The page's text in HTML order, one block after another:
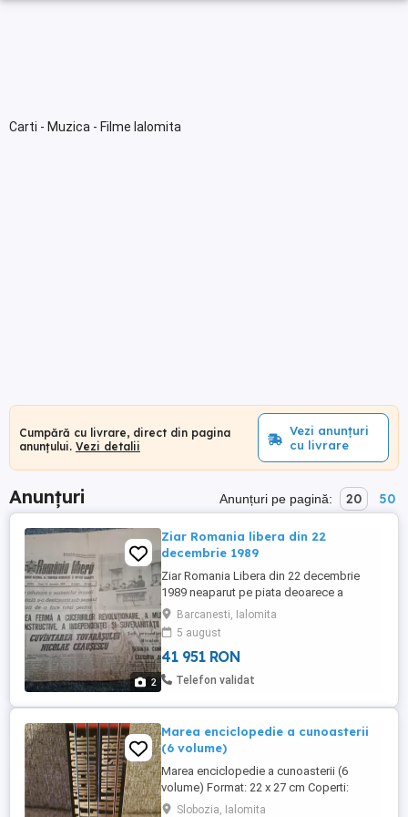
Carti - Muzica - Filme Ialomita
Cumpără cu livrare, direct din pagina
anunțului. Vezi detalii
Vezi anunțuri
cu livrare
Anunțuri Anunțuri pe pagină: 20 50
2
Ziar Romania libera din 22
decembrie 1989
Ziar Romania Libera din 22 decembrie
1989 neaparut pe piata deoarece a
început revoluția. Se poate sa fi ramas
unicat ( dintre probele de tipar ), sau sa
existe doar câteva exemplare
Barcanesti, Ialomita
5 august
41 951 RON
Telefon validat
Marea enciclopedie a cunoasterii
(6 volume)
Marea enciclopedie a cunoasterii (6
volume) Format: 22 x 27 cm Coperti:
cartonate Cartile sunt noi, necitite, nu sunt
Slobozia, Ialomita